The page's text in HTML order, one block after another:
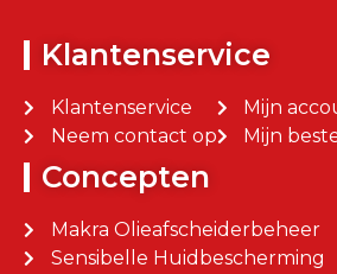
Klantenservice
Klantenservice
Neem contact op
Mijn
Mijn
Concepten
Makra Olieafscheiderbeheer
Sensibelle Huidbescherming